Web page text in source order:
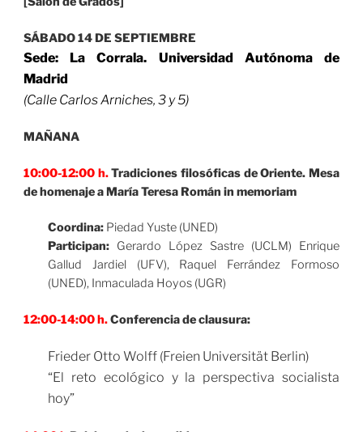
SÁBADO 14 DE SEPTIEMBRE
Sede: La Corrala. Universidad Autónoma de
Madrid
(Calle Carlos Arniches, 3 y 5)
MAÑANA
10:00-12:00 h.Tradiciones filosóficas de Oriente. Mesa
de homenaje a María Teresa Román in memoriam
Coordina: Piedad Yuste (UNED)
Participan: Gerardo López Sastre (UCLM) Enrique
Gallud Jardiel (UFV), Raquel Ferrández Formoso
(UNED), Inmaculada Hoyos (UGR)
12:00-14:00 h.Conferencia de clausura:
Frieder Otto Wolff (Freien Universität Berlin)
“El reto ecológico y la perspectiva socialista
hoy”